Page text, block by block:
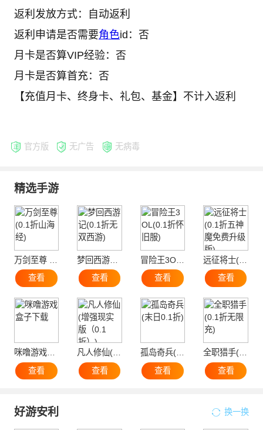
返利发放方式：自动返利
返利申请是否需要角色id：否
月卡是否算VIP经验：否
月卡是否算首充：否
【充值月卡、终身卡、礼包、基金】不计入返利
官方版 无广告 无病毒
精选手游
查看
查看
冒险王3OL(0.1折怀旧服)
查看
查看
咪噜游戏盒子下载
查看
查看
孤岛奇兵(末日0.1折)
查看
查看
好游安利 换一换